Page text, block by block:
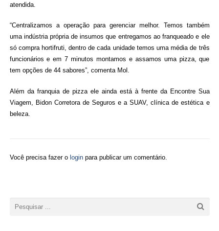
atendida.
“Centralizamos a operação para gerenciar melhor. Temos também
uma indústria própria de insumos que entregamos ao franqueado e ele
só compra hortifruti, dentro de cada unidade temos uma média de três
funcionários e em 7 minutos montamos e assamos uma pizza, que
tem opções de 44 sabores”, comenta Mol.
Além da franquia de pizza ele ainda está à frente da Encontre Sua
Viagem, Bidon Corretora de Seguros e a SUAV, clínica de estética e
beleza.
Você precisa fazer o loginpara publicar um comentário.